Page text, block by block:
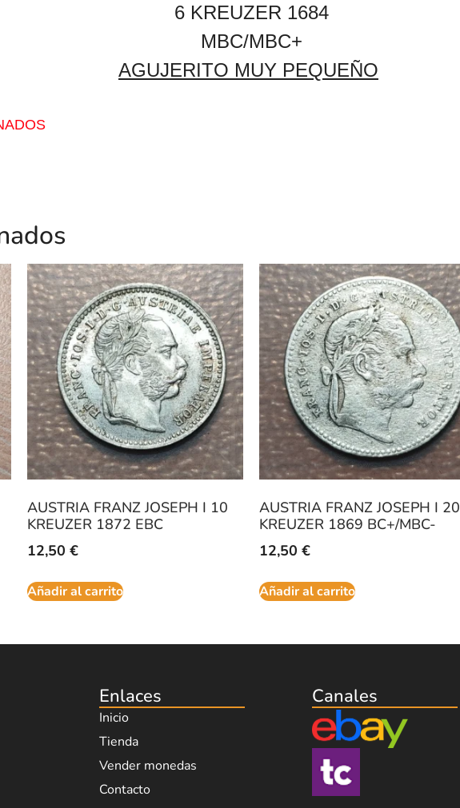
6 KREUZER 1684
MBC/MBC+
AGUJERITO MUY PEQUEÑO
AUSTRIA FRANZ JOSEPH I 10
KREUZER 1872 EBC
12,50 €
Añadir al carrito
AUSTRIA FRANZ JOSEPH I 20
KREUZER 1869 BC+/MBC-
12,50 €
Añadir al carrito
Enlaces
Inicio
Tienda
Vender monedas
Contacto
Canales